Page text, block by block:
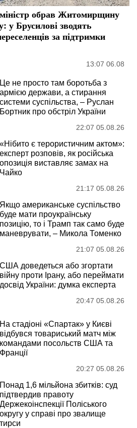
обрав Житомирщину
у Брусилові зводять
за підтримки
13:07 06.08
Це не просто там боротьба з
армією держави, а стирання
системи суспільства, – Руслан
Бортник про обстріл України
22:07 05.08.26
«Нібито є терористичним актом»:
експерт розповів, як російська
опозиція виставляє замах на
Чайко
21:17 05.08.26
Якщо американське суспільство
буде мати проукраїнську
позицію, то і Трамп так само буде
маневрувати, – Микола Томенко
21:07 05.08.26
США доведеться або згортати
війну проти Ірану, або переймати
досвід України: думка експерта
20:47 05.08.26
На стадіоні «Спартак» у Києві
відбувся товариський матч між
командами посольств США та
Франції
20:27 05.08.26
Понад 1,6 мільйона збитків: суд
підтвердив правоту
Держекоінспекції Поліського
округу у справі про звалище
тирси